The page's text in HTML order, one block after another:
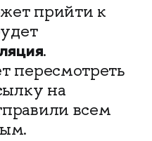
прийти к
.
пересмотреть
на
всем